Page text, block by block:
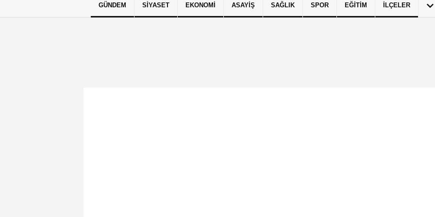
Künye İletişim Çerez Politikası Gizlilik İlkeleri
GÜNDEM SIYASET EKONOMI ASAYIŞ SAĞLIK SPOR EĞITIM İLÇELER